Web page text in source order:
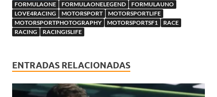
FORMULAONE
FORMULAONELEGEND
FORMULAUNO
LOVE4RACING
MOTORSPORT
MOTORSPORTLIFE
MOTORSPORTPHOTOGRAPHY
MOTORSPORTSF1
RACE
RACING
RACINGISLIFE
ENTRADAS RELACIONADAS